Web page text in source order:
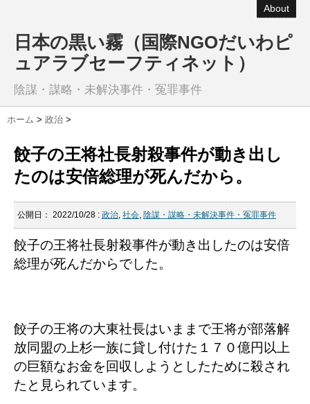
About
日本の黒い霧（国際NGOだいわピ
ュアラブセーフティネット）
陰謀・謀略・未解決事件・冤罪事件
ホーム > 政治 >
餃子の王将社長射殺事件が動き出し
たのは安倍総理が死んだから。
公開日： 2022/10/28 : 政治, 社会, 陰謀・謀略・未解決事件・冤罪事件
餃子の王将社長射殺事件が動き出したのは安倍
総理が死んだからでした。
餃子の王将の大東社長はいままで王将が部落解
放同盟の上杉一族に貸し付けた１７０億円以上
の巨額なお金を回収しようとしたために殺され
たと見られています。